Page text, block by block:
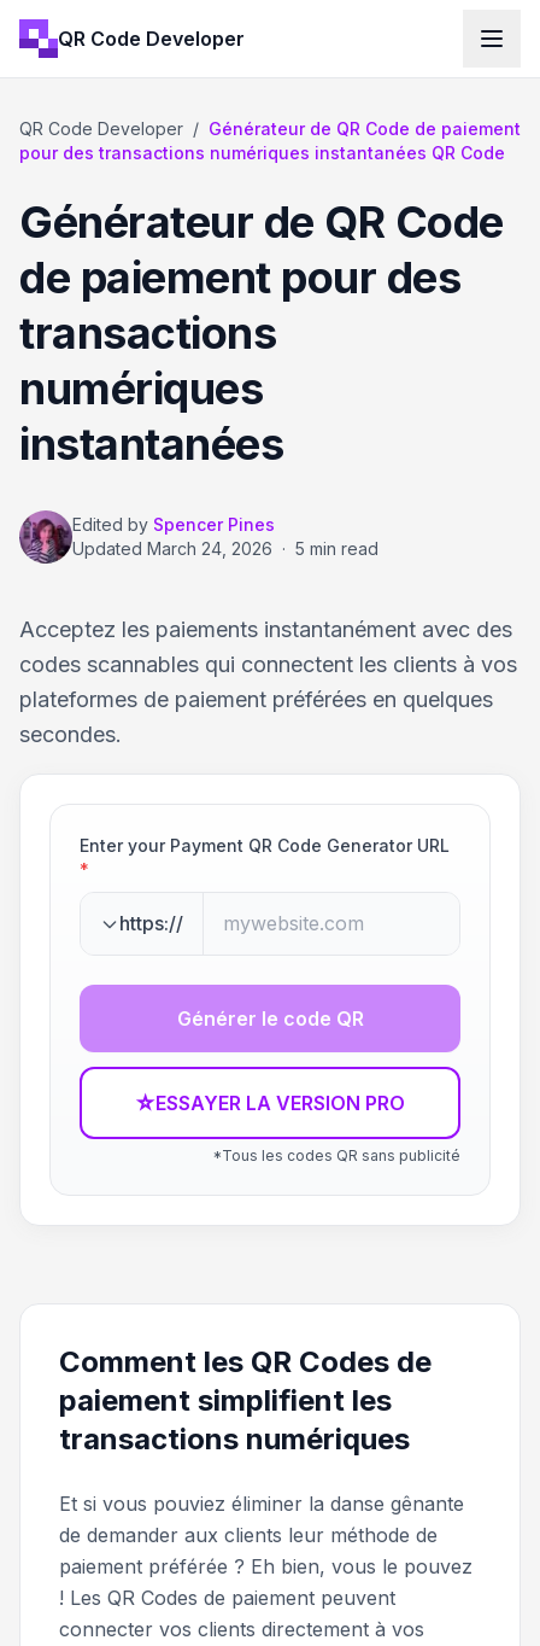
QR Code Developer
QR Code Developer / Générateur de QR Code de paiement
pour des transactions numériques instantanées QR Code
Générateur de QR Code
de paiement pour des
transactions
numériques
instantanées
Edited by Spencer Pines
Updated March 24, 2026 · 5 min read
Acceptez les paiements instantanément avec des
codes scannables qui connectent les clients à vos
plateformes de paiement préférées en quelques
secondes.
Enter your Payment QR Code Generator URL
*
https://
Générer le code QR
☆ESSAYER LA VERSION PRO
*Tous les codes QR sans publicité
Comment les QR Codes de
paiement simplifient les
transactions numériques
Et si vous pouviez éliminer la danse gênante
de demander aux clients leur méthode de
paiement préférée ? Eh bien, vous le pouvez
! Les QR Codes de paiement peuvent
connecter vos clients directement à vos